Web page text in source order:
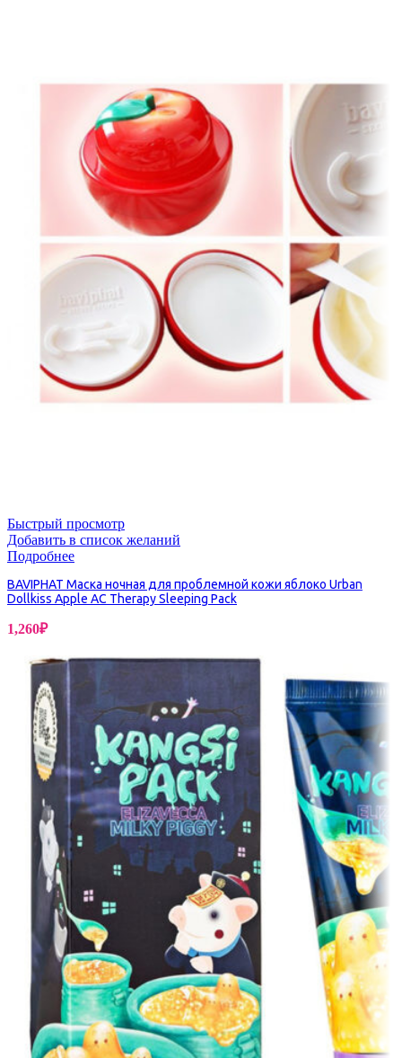
Быстрый просмотр
Добавить в список желаний
Подробнее
BAVIPHAT Маска ночная для проблемной кожи яблоко Urban
Dollkiss Apple AC Therapy Sleeping Pack
1,260₽